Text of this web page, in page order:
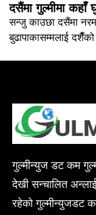
दसैंमा गुल्मीमा
सन्जु काउछा दसैंमा
बुढापाकासम्मलाई
गुल्मीन्युज डट कम
देखी सन्चालित
रहेको गुल्मीन्युजडट